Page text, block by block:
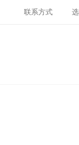
联系方式